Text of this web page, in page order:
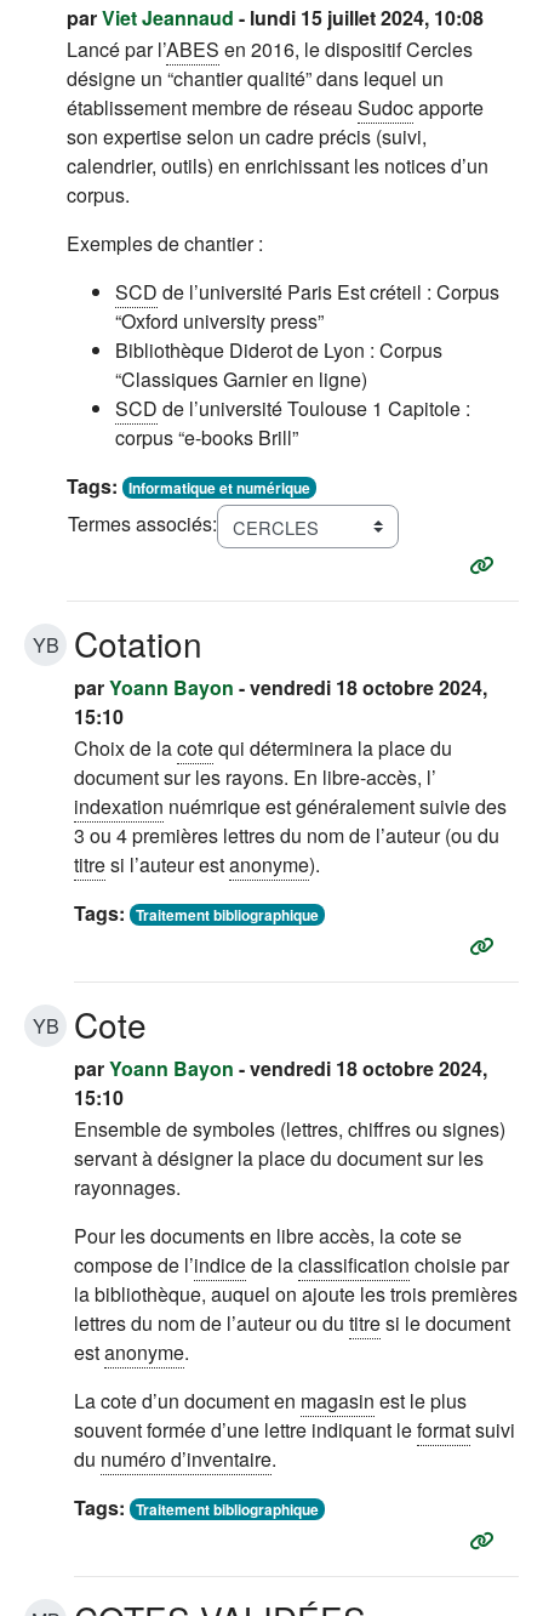
parViet Jeannaud - lundi 15 juillet 2024, 10:08
Lancé par l’ABES en 2016, le dispositif Cercles
désigne un “chantier qualité” dans lequel un
établissement membre de réseau Sudocapporte
son expertise selon un cadre précis (suivi,
calendrier, outils) en enrichissant les notices d’un
corpus.
Exemples de chantier :
SCD de l’université Paris Est créteil : Corpus
“Oxford university press”
Bibliothèque Diderot de Lyon : Corpus
“Classiques Garnier en ligne)
SCD de l’université Toulouse 1 Capitole :
corpus “e-books Brill”
Tags: Informatique et numérique
Termes associés:
YB Cotation
parYoann Bayon - vendredi 18 octobre 2024,
15:10
Choix de lacotequi déterminera la place du
document sur les rayons. En libre-accès, l’
indexation nuémrique est généralement suivie des
3 ou 4 premières lettres du nom de l’auteur (ou du
titresi l’auteur estanonyme).
Tags: Traitement bibliographique
YB Cote
parYoann Bayon - vendredi 18 octobre 2024,
15:10
Ensemble de symboles (lettres, chiffres ou signes)
servant à désigner la place du document sur les
rayonnages.
Pour les documents en libre accès, la cote se
compose de l’indicede laclassification choisie par
la bibliothèque, auquel on ajoute les trois premières
lettres du nom de l’auteur ou du titresi le document
estanonyme.
La cote d’un document en magasin est le plus
souvent formée d’une lettre indiquant leformatsuivi
du numéro d’inventaire.
Tags: Traitement bibliographique